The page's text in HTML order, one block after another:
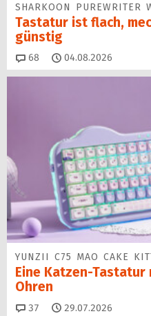
SHARKOON PUREWRITER
Tastatur ist flach,
günstig
68 Kommentare
04.08.2026
YUNZII C75 MAO CAKE
Eine Katzen-Tastatur
Ohren
37 Kommentare
29.07.2026